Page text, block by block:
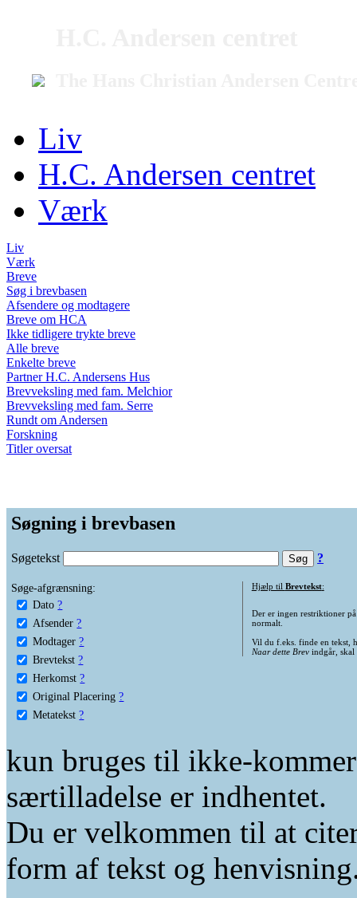
Liv
H.C. Andersen centret
Værk
Liv
Værk
Breve
Søg i brevbasen
Afsendere og modtagere
Breve om HCA
Ikke tidligere trykte breve
Alle breve
Enkelte breve
Partner H.C. Andersens Hus
Brevveksling med fam. Melchior
Brevveksling med fam. Serre
Rundt om Andersen
Forskning
Titler oversat
Søgning i brevbasen
Søgetekst ?
Søge-afgrænsning:
Dato ?
Afsender ?
Modtager ?
Brevtekst ?
Herkomst ?
Original Placering ?
Metatekst ?
Hjælp til Brevtekst:
Der er ingen restriktioner
normalt.
Vil du f.eks. finde en tekst,
Naar dette Brevindgår, skal
kun bruges til ikke-
særtilladelse er indhentet.
Du er velkommen til at
form af tekst og